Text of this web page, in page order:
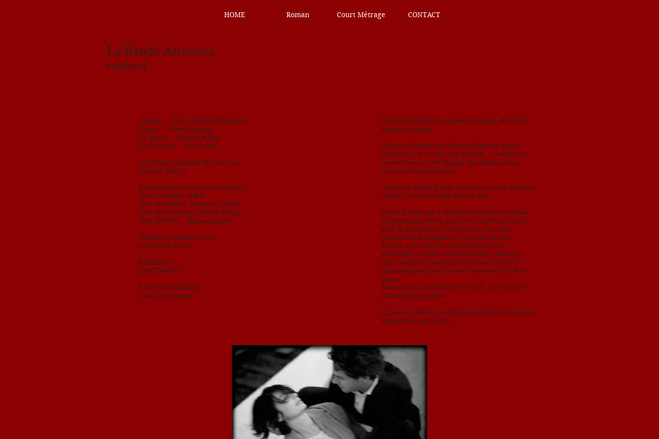
HOME Roman Court Métrage CONTACT
La Bande Annonce
making of
Andréa : Anne Abitbol-Ravanello
Nestor : Pierre Donoré
Le Tueur : Patrick Delage
Le Fleuriste : Luc André
Les tulipes viennent de chez Luc :
Versade, Paris 7
Bande annonce et extraits sonores:
Voix d’Andréa : MFG
Voix de Nestor : Bertrand Liebert
Voix du narrateur : Patrick Delage
Voix de M.V. Darina Agaeva
Musique originale et son
Jean-Marie Leau
Réalisation
Cyril Delettre
Expert informatique
Jean-Luc Springe
On devait filmer les scènes nocturnes, il était 10
heures du matin.
On devait filmer des scènes pleines de soleil.
Il faisait -5 et le ciel «bas et lourd ... comme un
couvercle» ne s’est dégagé que lorsque nous
venions de nous séparer.
On devait filmer Nestor par terre, un jour de beau
temps, et il avait neigé toute la nuit.
Merci à Anne qui a affronté le blizzard en tenue
de printemps, Pierre qui s’est couché sur un sol
gelé et trempé pour faire le mort, Luc qui a
commandé les tulipes et s’est prêté au jeu,
Patrick, qui a étiré sa journée pour venir
commettre ce petit crime entre amis, Jean-Luc
qui a toujours répondu présent pour les SOS
informatiques, pour la bande annonce et tout le
reste.
Merci enfin à Jean-Marie et Cyril, sans qui rien
n’aurait été possible...
Chacun a prêté son talent et participé à l’aventure
improvisée, par amitié.